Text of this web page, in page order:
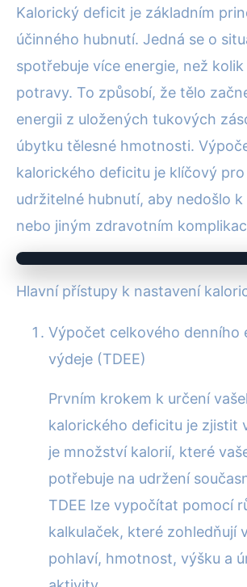
Kalorický deficit je základním
účinného hubnutí. Jedná se o
spotřebuje více energie, než kolik
potravy. To způsobí, že tělo
energii z uložených tukových
úbytku tělesné hmotnosti.
kalorického deficitu je klíčový
udržitelné hubnutí, aby nedošlo
nebo jiným zdravotním
Hlavní přístupy k nastavení
Výpočet celkového denního
výdeje (TDEE)
Prvním krokem k určení
kalorického deficitu je zjistit
je množství kalorií, které
potřebuje na udržení
TDEE lze vypočítat pomocí
kalkulaček, které zohledňují
pohlaví, hmotnost, výšku a